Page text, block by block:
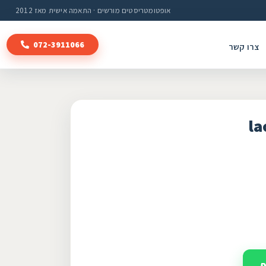
אופטומטריסטים מורשים · התאמה אישית מאז 2012
צרו קשר 072-3911066